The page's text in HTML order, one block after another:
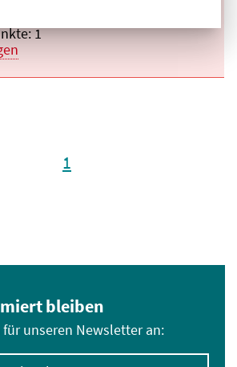
1
1
bleiben
für unseren Newsletter an: